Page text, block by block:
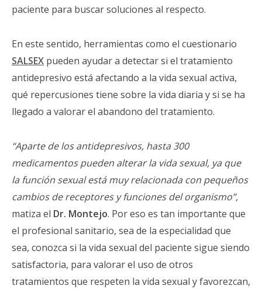
paciente para buscar soluciones al respecto.
En este sentido, herramientas como el cuestionario
SALSEX pueden ayudar a detectar si el tratamiento
antidepresivo está afectando a la vida sexual activa,
qué repercusiones tiene sobre la vida diaria y si se ha
llegado a valorar el abandono del tratamiento.
“Aparte de los antidepresivos, hasta 300
medicamentos pueden alterar la vida sexual, ya que
la función sexual está muy relacionada con pequeños
cambios de receptores y funciones del organismo”,
matiza el Dr. Montejo. Por eso es tan importante que
el profesional sanitario, sea de la especialidad que
sea, conozca si la vida sexual del paciente sigue siendo
satisfactoria, para valorar el uso de otros
tratamientos que respeten la vida sexual y favorezcan,